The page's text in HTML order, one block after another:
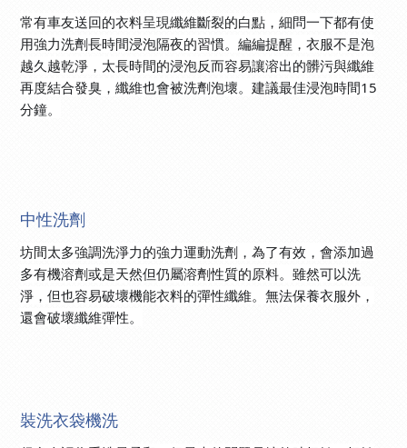
常有車友送回的衣料呈現纖維斷裂的白點，細問一下都有使
用強力洗劑長時間浸泡隔夜的習慣。編編提醒，衣服不是泡
越久越乾淨，太長時間的浸泡反而容易讓溶出的髒污與纖維
再度結合發臭，纖維也會被洗劑泡壞。建議最佳浸泡時間15
分鐘。
中性洗劑
坊間太多強調洗淨力的強力運動洗劑，為了有效，會添加過
多有機溶劑或是天然但仍屬溶劑性質的原料。雖然可以洗
淨，但也容易破壞機能衣料的彈性纖維。無法保養衣服外，
還會破壞纖維彈性。
裝洗衣袋機洗